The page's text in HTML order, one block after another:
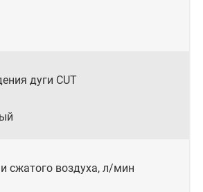
дуги CUT
сжатого воздуха, л/мин